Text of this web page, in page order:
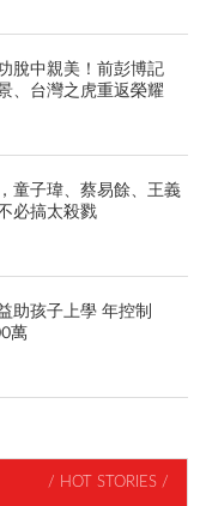
脫中親美！前彭博記
、台灣之虎重返榮耀
童子瑋、蔡易餘、王義
必搞太殺戮
助孩子上學 年控制
萬
/ HOT STORIES /